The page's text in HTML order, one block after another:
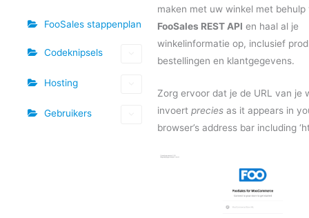
FooSales stappenplan
Codeknipsels
Hosting
Gebruikers
maken met uw winkel met behulp
FooSales REST API en haal al je
winkelinformatie op, inclusief
bestellingen en klantgegevens.
Zorg ervoor dat je de URL van je
invoert precies as it appears in
browser’s address bar including